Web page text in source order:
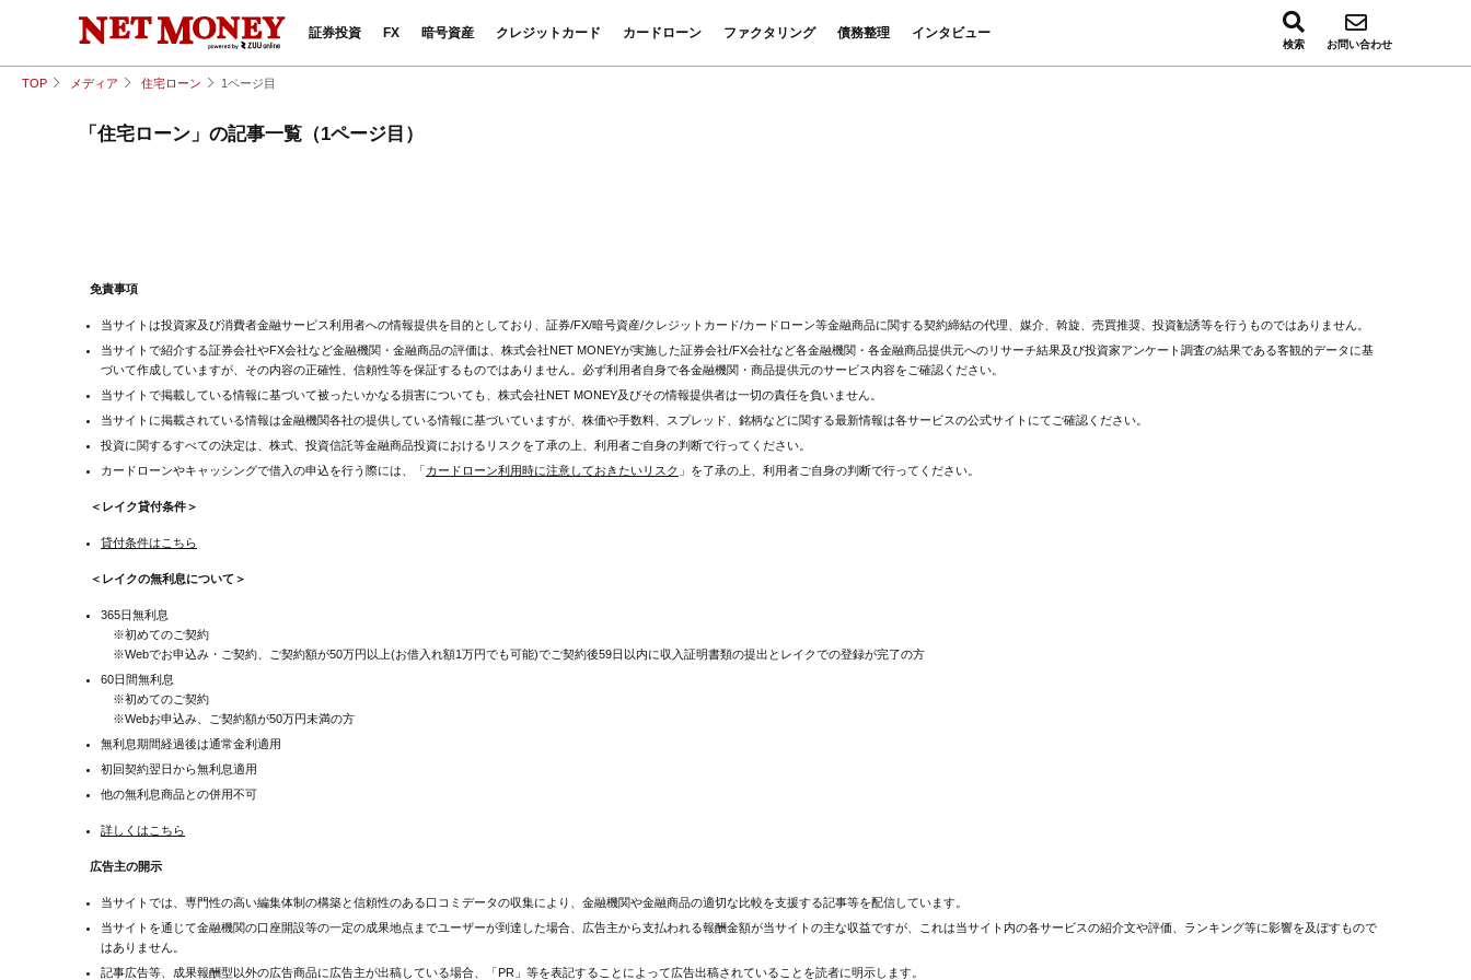
証券投資 FX 暗号資産 クレジットカード カードローン ファクタリング 債務整理 インタビュー
検索 お問い合わせ
TOP メディア 住宅ローン 1ページ目
「住宅ローン」の記事一覧（1ページ目）
免責事項
当サイトは投資家及び消費者金融サービス利用者への情報提供を目的としており、証券/FX/暗号資産/クレジットカード/カードローン等金融商品に関する契約締結の代理、媒介、斡旋、売買推奨、投資勧誘等を行うものではありません。
当サイトで紹介する証券会社やFX会社など金融機関・金融商品の評価は、株式会社NET MONEYが実施した証券会社/FX会社など各金融機関・各金融商品提供元へのリサーチ結果及び投資家アンケート調査の結果である客観的データに基
づいて作成していますが、その内容の正確性、信頼性等を保証するものではありません。必ず利用者自身で各金融機関・商品提供元のサービス内容をご確認ください。
当サイトで掲載している情報に基づいて被ったいかなる損害についても、株式会社NET MONEY及びその情報提供者は一切の責任を負いません。
当サイトに掲載されている情報は金融機関各社の提供している情報に基づいていますが、株価や手数料、スプレッド、銘柄などに関する最新情報は各サービスの公式サイトにてご確認ください。
投資に関するすべての決定は、株式、投資信託等金融商品投資におけるリスクを了承の上、利用者ご自身の判断で行ってください。
カードローンやキャッシングで借入の申込を行う際には、「カードローン利用時に注意しておきたいリスク 」を了承の上、利用者ご自身の判断で行ってください。
＜レイク貸付条件＞
貸付条件はこちら
＜レイクの無利息について＞
365日無利息
※初めてのご契約
※Webでお申込み・ご契約、ご契約額が50万円以上(お借入れ額1万円でも可能)でご契約後59日以内に収入証明書類の提出とレイクでの登録が完了の方
60日間無利息
※初めてのご契約
※Webお申込み、ご契約額が50万円未満の方
無利息期間経過後は通常金利適用
初回契約翌日から無利息適用
他の無利息商品との併用不可
詳しくはこちら
広告主の開示
当サイトでは、専門性の高い編集体制の構築と信頼性のある口コミデータの収集により、金融機関や金融商品の適切な比較を支援する記事等を配信しています。
当サイトを通じて金融機関の口座開設等の一定の成果地点までユーザーが到達した場合、広告主から支払われる報酬金額が当サイトの主な収益ですが、これは当サイト内の各サービスの紹介文や評価、ランキング等に影響を及ぼすもので
はありません。
記事広告等、成果報酬型以外の広告商品に広告主が出稿している場合、「PR」等を表記することによって広告出稿されていることを読者に明示します。